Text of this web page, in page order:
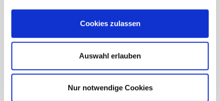
Cookies zulassen
Auswahl erlauben
Nur notwendige Cookies